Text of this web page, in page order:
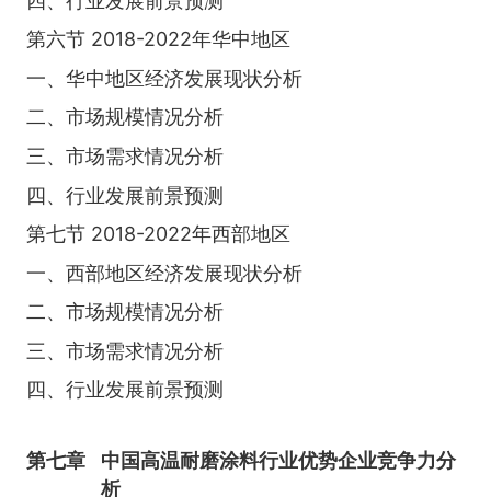
第六节 2018-2022年华中地区
一、华中地区经济发展现状分析
二、市场规模情况分析
三、市场需求情况分析
四、行业发展前景预测
第七节 2018-2022年西部地区
一、西部地区经济发展现状分析
二、市场规模情况分析
三、市场需求情况分析
四、行业发展前景预测
第七章
中国高温耐磨涂料行业优势企业竞争力分
析